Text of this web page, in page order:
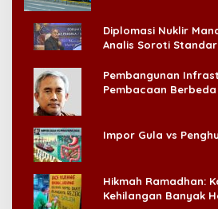
Diplomasi Nuklir
Analis Soroti
Pembangunan
Pembacaan Berbeda
Impor Gula vs
Hikmah Ramadhan:
Kehilangan Banyak